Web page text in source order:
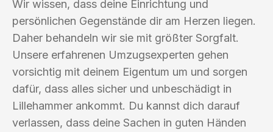
Wir wissen, dass deine Einrichtung und
persönlichen Gegenstände dir am Herzen liegen.
Daher behandeln wir sie mit größter Sorgfalt.
Unsere erfahrenen Umzugsexperten gehen
vorsichtig mit deinem Eigentum um und sorgen
dafür, dass alles sicher und unbeschädigt in
Lillehammer ankommt. Du kannst dich darauf
verlassen, dass deine Sachen in guten Händen